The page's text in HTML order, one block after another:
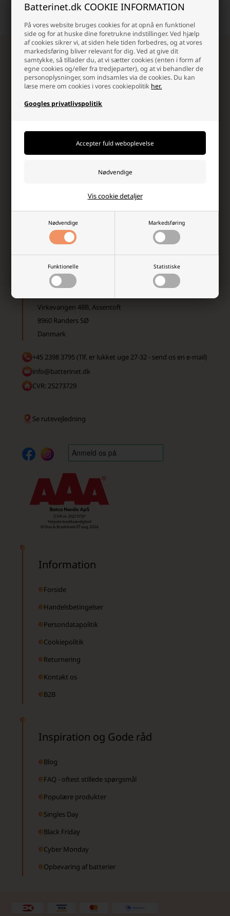
Batterinet.dk COOKIE INFORMATION
På vores website bruges cookies for at opnå en funktionel
side og for at huske dine foretrukne indstillinger. Ved hjælp
af cookies sikrer vi, at siden hele tiden forbedres, og at vores
markedsføring bliver relevant for dig. Ved at give dit
samtykke, så tillader du, at vi sætter cookies (enten i form af
egne cookies og/eller fra tredjeparter), og at vi behandler de
personoplysninger, som indsamles via de cookies. Du kan
læse mere om cookies i vores cookiepolitik her.
Googles privatlivspolitik
Nødvendige Markedsføring
Funktionelle Statistiske
Vis cookie detaljer
kan mærkes!
Tilmeld dig vores nyhedsbrev!
Modtag eksklusive nyheder, unikke rabatkoder,
inspiration og de vildeste tilbud fra os!
Ja tak, jeg ønsker at modtage nyhedsbreve og
skræddersyet markedsføring fra Batterinet.dk via e-mail.
Virkevangen 48B, Assentoft
8960 Randers SØ
Danmark
+45 2398 3795 (Tlf. er lukket uge 27-32 - send os en e-mail)
info@batterinet.dk
CVR: 25273729
Se rutevejledning
Information
Forside
Handelsbetingelser
Persondatapolitik
Cookiepolitik
Returnering
Kontakt os
B2B
Inspiration og Gode råd
Blog
FAQ - oftest stillede spørgsmål
Populære produkter
Singles Day
Black Friday
Cyber Monday
Opbevaring af batterier